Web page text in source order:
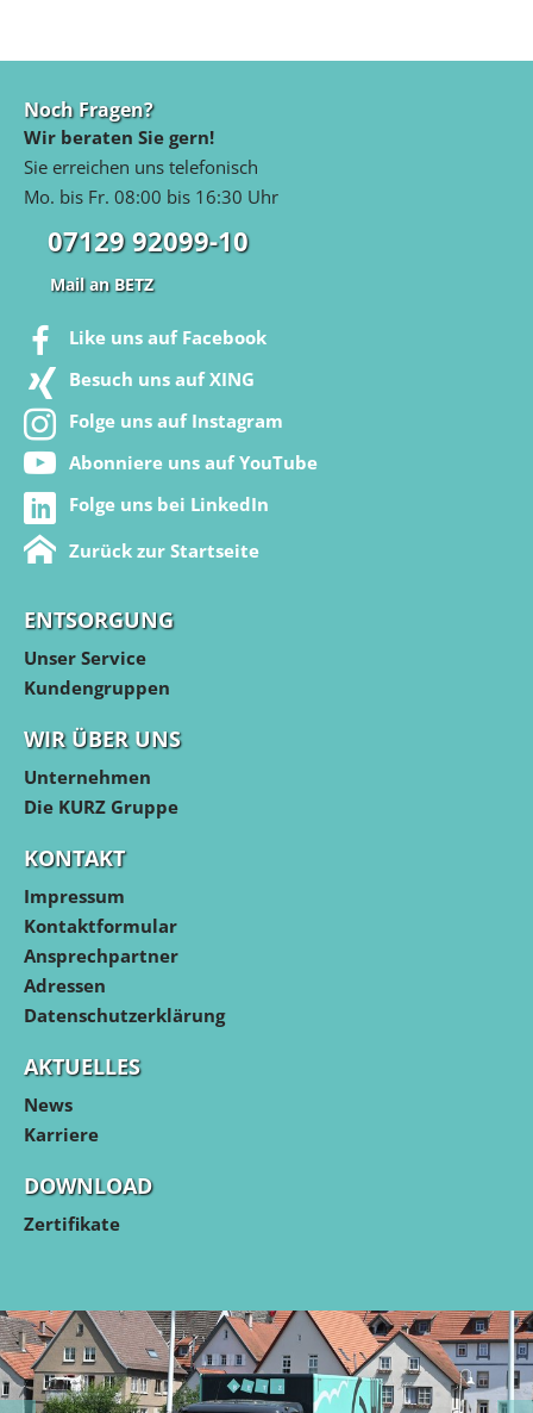
Noch Fragen?
Wir beraten Sie gern!
Sie erreichen uns telefonisch
Mo. bis Fr. 08:00 bis 16:30 Uhr
07129 92099-10
Mail an BETZ
Like uns auf Facebook
Besuch uns auf XING
Folge uns auf Instagram
Abonniere uns auf YouTube
Folge uns bei LinkedIn
Zurück zur Startseite
ENTSORGUNG
Unser Service
Kundengruppen
WIR ÜBER UNS
Unternehmen
Die KURZ Gruppe
KONTAKT
Impressum
Kontaktformular
Ansprechpartner
Adressen
Datenschutzerklärung
AKTUELLES
News
Karriere
DOWNLOAD
Zertifikate